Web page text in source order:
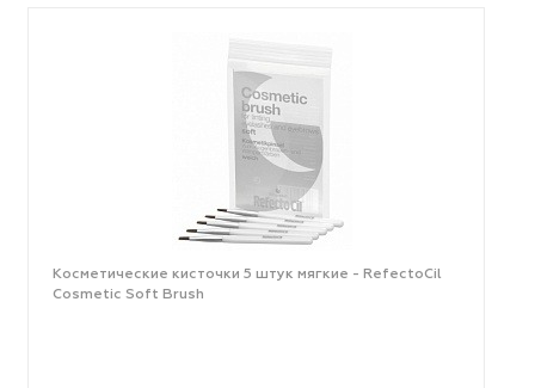
Косметические кисточки 5 штук мягкие - RefectoCil
Cosmetic Soft Brush